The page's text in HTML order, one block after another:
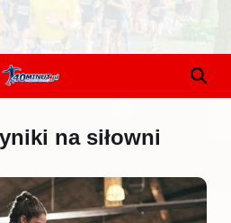
na siłowni